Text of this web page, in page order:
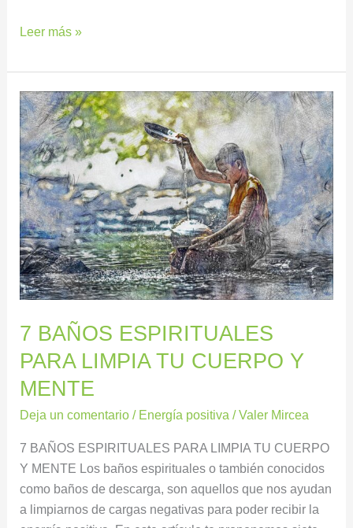
Leer más »
7 BAÑOS ESPIRITUALES
PARA LIMPIA TU CUERPO Y
MENTE
Deja un comentario / Energía positiva /Valer Mircea
7 BAÑOS ESPIRITUALES PARA LIMPIA TU CUERPO
Y MENTE Los baños espirituales o también conocidos
como baños de descarga, son aquellos que nos ayudan
a limpiarnos de cargas negativas para poder recibir la
7
BAÑOS
ESPIRITUALES
PARA
LIMPIA
TU
CUERPO
Y
MENTE